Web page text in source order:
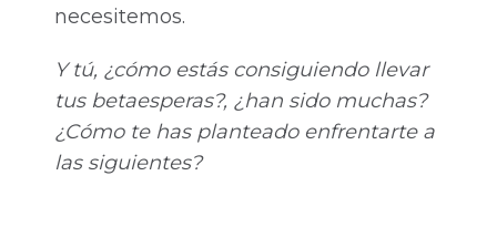
necesitemos.
Y tú, ¿cómo estás consiguiendo llevar
tus betaesperas?, ¿han sido muchas?
¿Cómo te has planteado enfrentarte a
las siguientes?